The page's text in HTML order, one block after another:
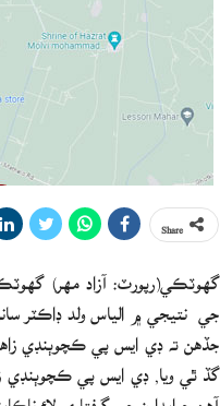
گهوٽڪي(رپورٽ: آزاد مهر)
جي نتيجي ۾ الياس ولد ڊاڪٽر
جڏهن ته ڊي ايس پي ڪچوٻنڊي
گڏ ٿي ويا, ڊي ايس پي ڪچوٻنڊي
آهن جوابدارن جي گرفتاري لاء